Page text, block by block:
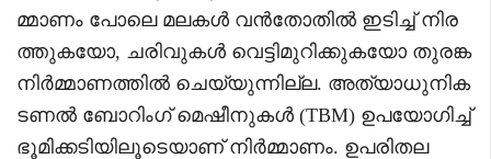
മ്മാണം പോലെ മലകൾ വൻതോതിൽ ഇടിച്ച് നിര
ത്തുകയോ, ചരിവുകൾ വെട്ടിമുറിക്കുകയോ തുരങ്ക
നിർമ്മാണത്തിൽ ചെയ്യുന്നില്ല. അത്യാധുനിക
ടണൽ ബോറിംഗ് മെഷീനുകൾ (TBM) ഉപയോഗിച്ച്
ഭൂമിക്കടിയിലൂടെയാണ് നിർമ്മാണം. ഉപരിതല